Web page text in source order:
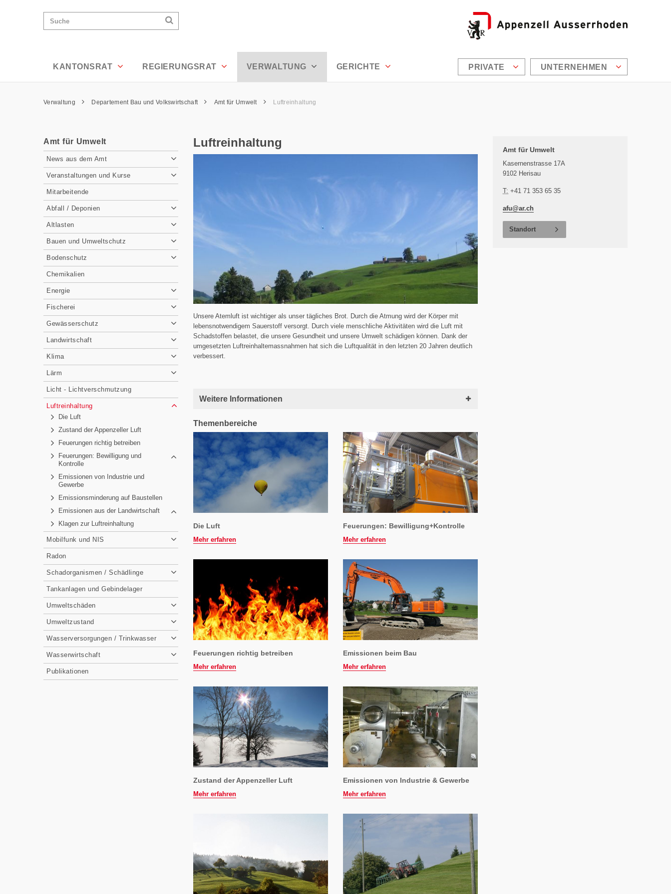
Suchen
KANTONSRAT
REGIERUNGSRAT VERWALTUNG GERICHTE PRIVATE UNTERNEHMEN
Inhalt
Pfadnavigation
Verwaltung Departement Bau und Volkswirtschaft Amt für Umwelt Luftreinhaltung
Amt für Umwelt
Subnavigation
News aus dem Amt
Veranstaltungen und Kurse
Mitarbeitende
Abfall / Deponien
Altlasten
Bauen und Umweltschutz
Bodenschutz
Chemikalien
Energie
Fischerei
Gewässerschutz
Landwirtschaft
Klima
Lärm
Licht - Lichtverschmutzung
Luftreinhaltung
Die Luft
Zustand der Appenzeller Luft
Feuerungen richtig betreiben
Feuerungen: Bewilligung und
Kontrolle
Emissionen von Industrie und
Gewerbe
Emissionsminderung auf Baustellen
Emissionen aus der Landwirtschaft
Klagen zur Luftreinhaltung
Mobilfunk und NIS
Radon
Schadorganismen / Schädlinge
Tankanlagen und Gebindelager
Umweltschäden
Umweltzustand
Wasserversorgungen / Trinkwasser
Wasserwirtschaft
Publikationen
Luftreinhaltung
Unsere Atemluft ist wichtiger als unser tägliches Brot. Durch die Atmung wird der Körper mit
lebensnotwendigem Sauerstoff versorgt. Durch viele menschliche Aktivitäten wird die Luft mit
Schadstoffen belastet, die unsere Gesundheit und unsere Umwelt schädigen können. Dank der
umgesetzten Luftreinhaltemassnahmen hat sich die Luftqualität in den letzten 20 Jahren deutlich
verbessert.
Weitere Informationen
Themenbereiche
Die Luft
Mehr erfahren
Feuerungen richtig betreiben
Mehr erfahren
Zustand der Appenzeller Luft
Mehr erfahren
Feuerungen: Bewilligung+Kontrolle
Mehr erfahren
Emissionen beim Bau
Mehr erfahren
Emissionen von Industrie & Gewerbe
Mehr erfahren
Amt für Umwelt
Kasernenstrasse 17A
9102 Herisau
T: +41 71 353 65 35
afu@ar.ch
Standort